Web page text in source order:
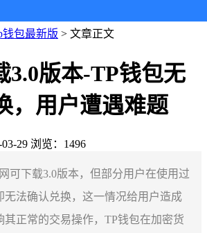
钱包最新版 > 文章正文
3.0版本-TP钱包无
，用户遭遇难题
03-29 浏览：1496
可下载3.0版本，但部分用户在使用过
无法确认兑换，这一情况给用户造成
其正常的交易操作，TP钱包在加密货